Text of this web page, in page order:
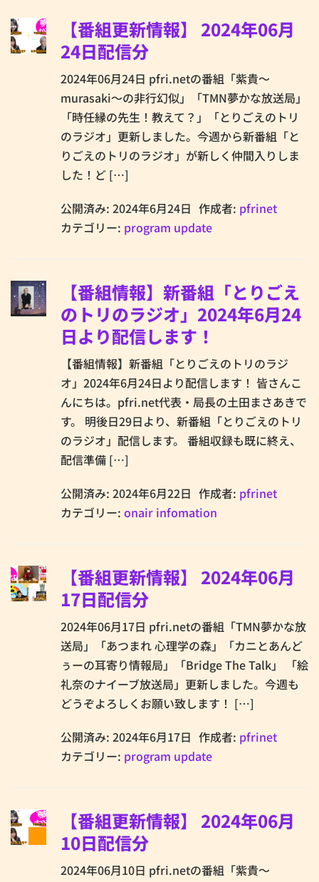
【番組更新情報】 2024年06月
24日配信分
2024年06月24日 pfri.netの番組「紫貴～
murasaki～の非行幻似」「TMN夢かな放送局」
「時任縁の先生！教えて？」「とりごえのトリ
のラジオ」更新しました。今週から新番組「と
りごえのトリのラジオ」が新しく仲間入りしま
した！ど […]
公開済み: 2024年6月24日 作成者: pfrinet
カテゴリー: program update
【番組情報】新番組「とりごえ
のトリのラジオ」2024年6月24
日より配信します！
【番組情報】新番組「とりごえのトリのラジ
オ」2024年6月24日より配信します！ 皆さんこ
んにちは。pfri.net代表・局長の土田まさあきで
す。 明後日29日より、新番組「とりごえのトリ
のラジオ」配信します。 番組収録も既に終え、
配信準備 […]
公開済み: 2024年6月22日 作成者: pfrinet
カテゴリー: onair infomation
【番組更新情報】 2024年06月
17日配信分
2024年06月17日 pfri.netの番組「TMN夢かな放
送局」「あつまれ 心理学の森」「カニとあんど
ぅーの耳寄り情報局」「Bridge The Talk」 「絵
礼奈のナイーブ放送局」更新しました。今週も
どうぞよろしくお願い致します！ […]
公開済み: 2024年6月17日 作成者: pfrinet
カテゴリー: program update
【番組更新情報】 2024年06月
10日配信分
2024年06月10日 pfri.netの番組「紫貴～